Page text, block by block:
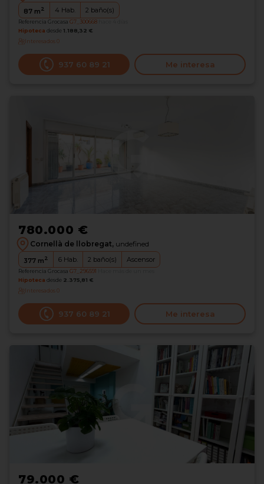
87 m2 4 Hab. 2 baño(s)
Referencia Grocasa G7_300668
Hipoteca desde 1.188,32 €
Interesados0
937 60 89 21 Me interesa
780.000 €
Cornellà de llobregat, undefined
377 m2 6 Hab. 2 baño(s) Ascensor
Referencia Grocasa G7_296591
Hipoteca desde 2.375,81 €
Interesados0
937 60 89 21 Me interesa
79.000 €